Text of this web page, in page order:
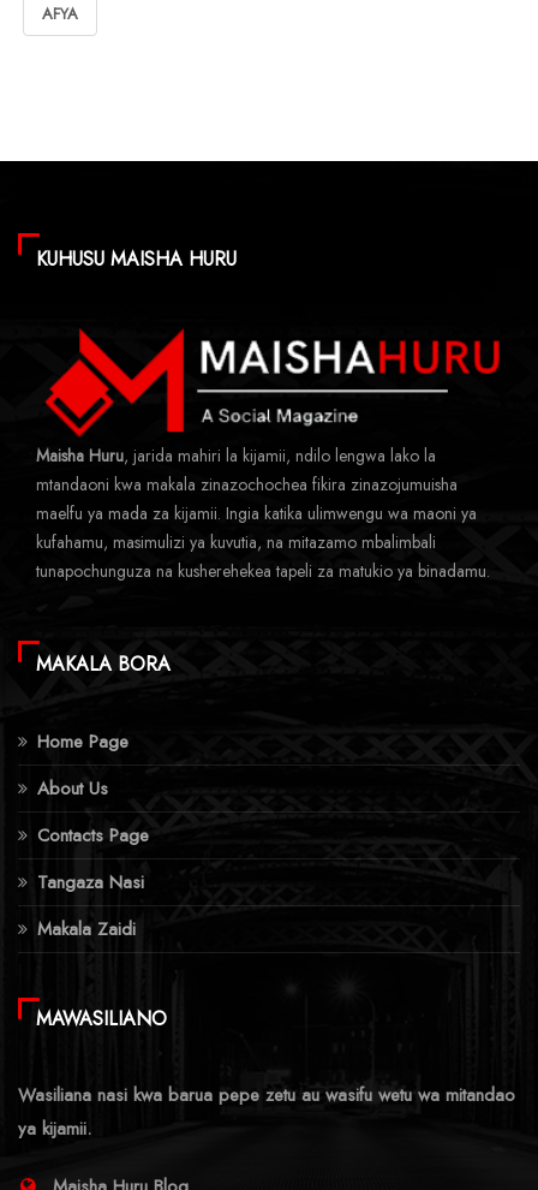
AFYA
KUHUSU MAISHA HURU
Maisha Huru, jarida mahiri la kijamii, ndilo lengwa lako la
mtandaoni kwa makala zinazochochea fikira zinazojumuisha
maelfu ya mada za kijamii. Ingia katika ulimwengu wa maoni ya
kufahamu, masimulizi ya kuvutia, na mitazamo mbalimbali
tunapochunguza na kusherehekea tapeli za matukio ya binadamu.
MAKALA BORA
Home Page
About Us
Contacts Page
Tangaza Nasi
Makala Zaidi
MAWASILIANO
Wasiliana nasi kwa barua pepe zetu au wasifu wetu wa mitandao
ya kijamii.